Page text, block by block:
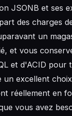
JSONB et ses
des charges
un
et vous
et d'ACID pour
un excellent
réellement en
vous avez